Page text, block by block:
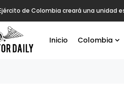
de Colombia creará una unidad
Inicio Colombia